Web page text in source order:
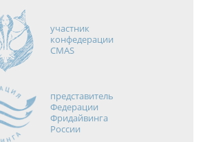
участник
конфедерации
CMAS
представитель
Федерации
Фридайвинга
России